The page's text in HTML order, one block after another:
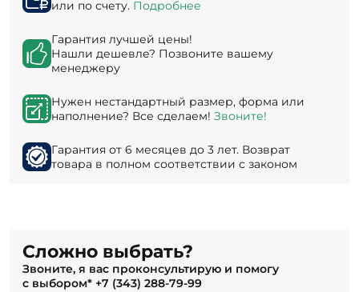
или по счету. Подробнее
Гарантия лучшей цены!
Нашли дешевле? Позвоните вашему
менеджеру
Нужен нестандартный размер, форма или
наполнение? Все сделаем! Звоните!
Гарантия от 6 месяцев до 3 лет. Возврат
товара в полном соответствии с законом
Сложно выбрать?
Звоните, я вас проконсультирую и помогу
с выбором* +7 (343) 288-79-99